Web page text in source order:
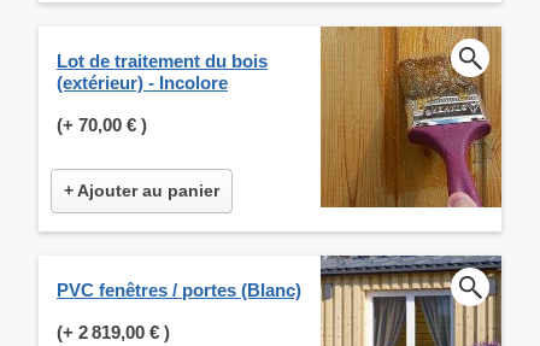
Lot de traitement du bois
(extérieur) - Incolore
(+ 70,00 € )
+ Ajouter au panier
PVC fenêtres / portes (Blanc)
(+ 2 819,00 € )